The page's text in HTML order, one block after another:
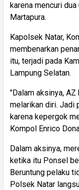
karena mencuri
Martapura.
Kapolsek Natar,
membenarkan
itu, terjadi pada
Lampung Selatan.
"Dalam aksinya,
melarikan diri. Jadi
karena kepergok
Kompol Enrico
Dalam aksinya,
ketika itu Ponsel
Beruntung pelaku
Polsek Natar